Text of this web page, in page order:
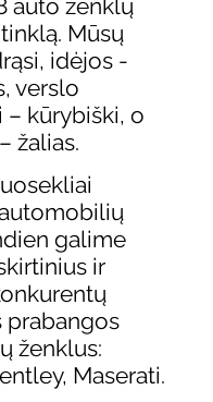
auto ženklų
Mūsų
idėjos -
verslo
– kūrybiški, o
žalias.
galime
ir
prabangos
ženklus:
Maserati.